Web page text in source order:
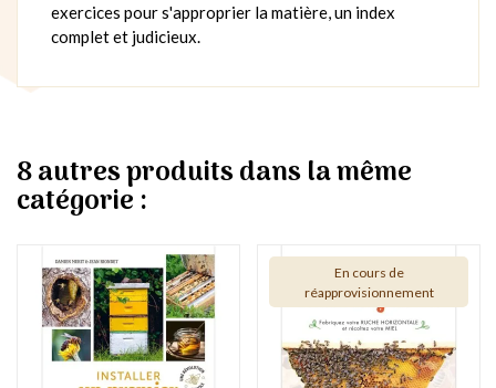
exercices pour s'approprier la matière, un index
complet et judicieux.
8 autres produits dans la même
catégorie :
En cours de
réapprovisionnement